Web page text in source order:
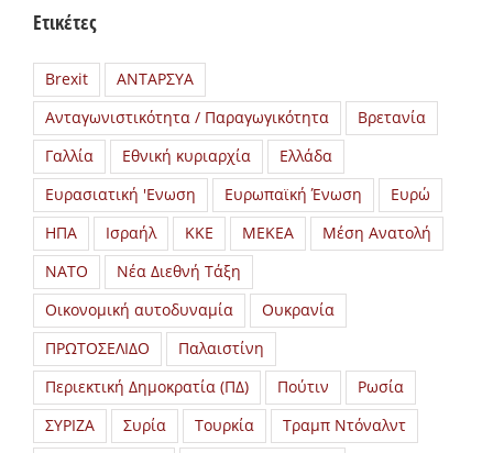
Ετικέτες
Brexit
ΑΝΤΑΡΣΥΑ
Ανταγωνιστικότητα / Παραγωγικότητα
Βρετανία
Γαλλία
Εθνική κυριαρχία
Ελλάδα
Ευρασιατική 'Ενωση
Ευρωπαϊκή Ένωση
Ευρώ
ΗΠΑ
Ισραήλ ΚΚΕ ΜΕΚΕΑ
Μέση Ανατολή
ΝΑΤΟ
Νέα Διεθνή Τάξη
Οικονομική αυτοδυναμία
Ουκρανία
ΠΡΩΤΟΣΕΛΙΔΟ
Παλαιστίνη
Περιεκτική Δημοκρατία (ΠΔ)
Πούτιν
Ρωσία
ΣΥΡΙΖΑ
Συρία Τουρκία
Τραμπ Ντόναλντ